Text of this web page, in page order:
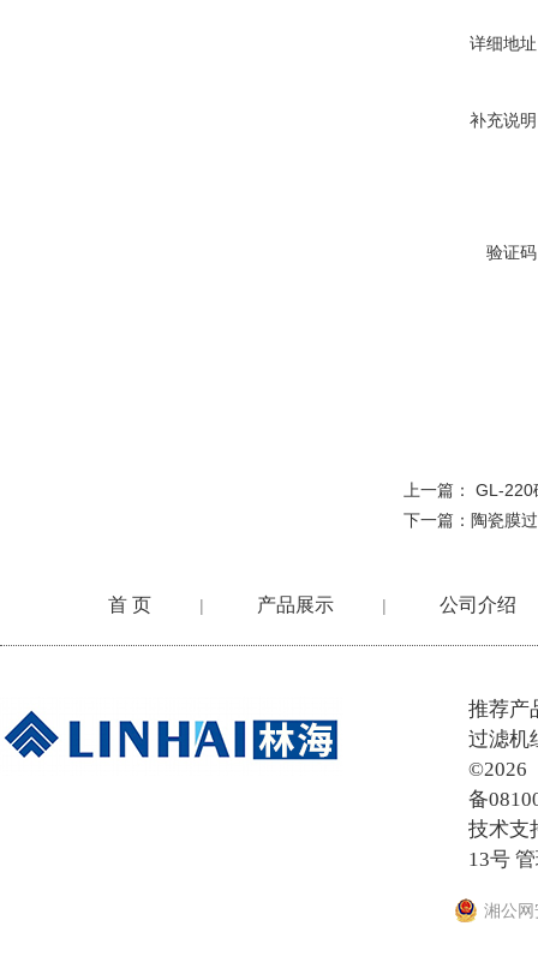
详细地
补充说
验证
上一篇： GL-220
下一篇： 陶瓷膜
首 页 | 产品展示 | 公司介绍
推荐产
过滤机
©2026
备
技术支
13号
湘公